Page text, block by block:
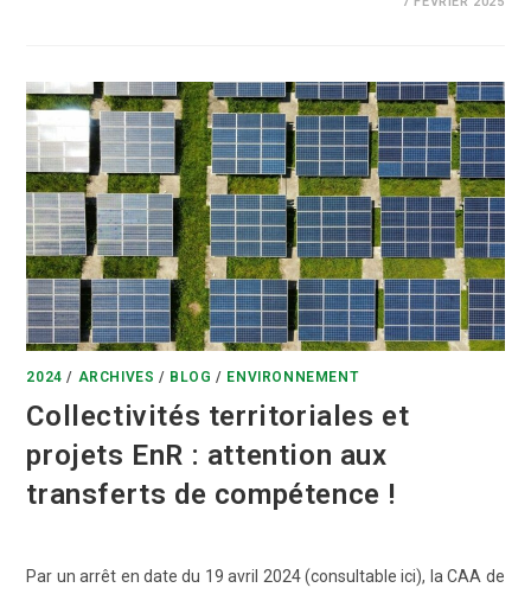
2024 / ARCHIVES / BLOG / ENVIRONNEMENT
Collectivités territoriales et
projets EnR : attention aux
transferts de compétence !
Par un arrêt en date du 19 avril 2024 (consultable ici), la CAA de